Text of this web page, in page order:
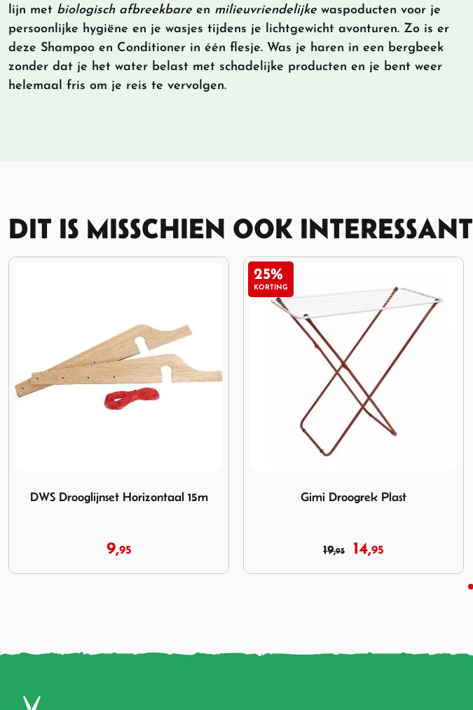
lijn met biologisch afbreekbare en milieuvriendelijke waspoducten voor je
persoonlijke hygiëne en je wasjes tijdens je lichtgewicht avonturen. Zo is er
deze Shampoo en Conditioner in één flesje. Was je haren in een bergbeek
zonder dat je het water belast met schadelijke producten en je bent weer
helemaal fris om je reis te vervolgen.
DIT IS MISSCHIEN OOK INTERESSANT
Gimi Droogrek Plast
95 14,
DWS Droogmolen Pegasus 4 arms
39,95